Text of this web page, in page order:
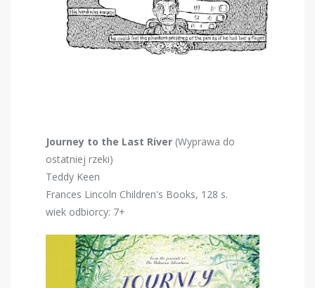
Journey to the Last River (Wyprawa do
ostatniej rzeki)
Teddy Keen
Frances Lincoln Children's Books, 128 s.
wiek odbiorcy: 7+